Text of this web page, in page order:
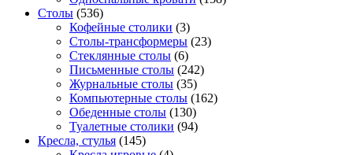
Столы (536)
Кофейные столики (3)
Столы-трансформеры (23)
Стеклянные столы (6)
Письменные столы (242)
Журнальные столы (35)
Компьютерные столы (162)
Обеденные столы (130)
Туалетные столики (94)
Кресла, стулья (145)